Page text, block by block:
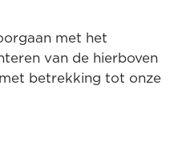
met het
van de hierboven
betrekking tot onze